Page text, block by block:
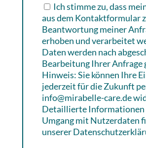
Ich stimme zu, dass
aus dem Kontaktformular
Beantwortung meiner
erhoben und verarbeitet
Daten werden nach
Bearbeitung Ihrer Anfrage
Hinweis: Sie können Ihre
jederzeit für die Zukunft
info@mirabelle-care.de
Detaillierte Informationen
Umgang mit Nutzerdaten
unserer